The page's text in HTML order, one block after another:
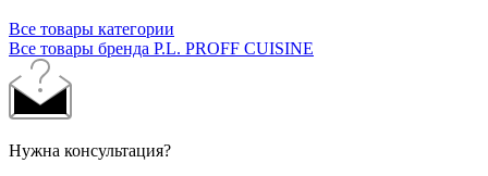
Все товары категории
Все товары бренда P.L. PROFF CUISINE
Нужна консультация?